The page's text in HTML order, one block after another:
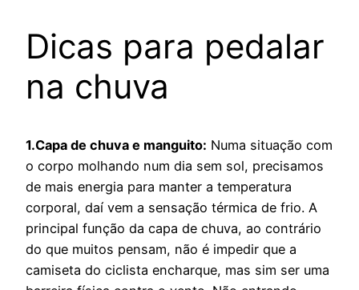
Dicas para pedalar
na chuva
1.Capa de chuva e manguito: Numa situação com
o corpo molhando num dia sem sol, precisamos
de mais energia para manter a temperatura
corporal, daí vem a sensação térmica de frio. A
principal função da capa de chuva, ao contrário
do que muitos pensam, não é impedir que a
camiseta do ciclista encharque, mas sim ser uma